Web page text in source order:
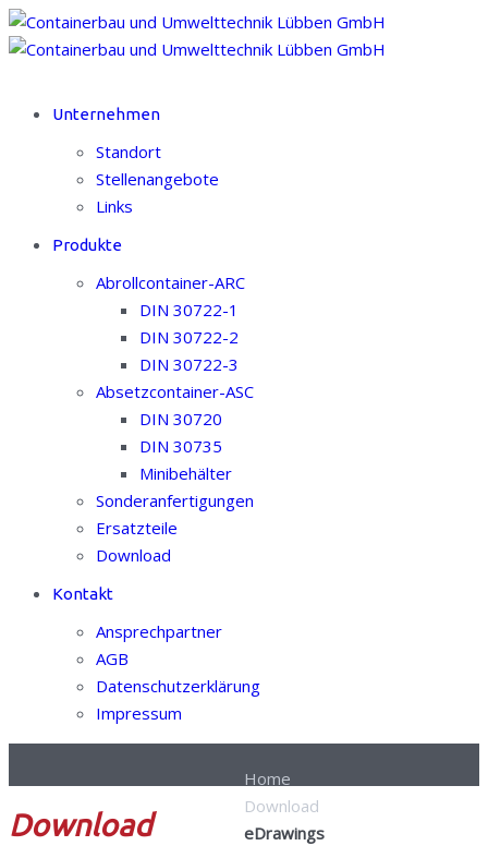
Unternehmen
Standort
Stellenangebote
Links
Produkte
Abrollcontainer-ARC
DIN 30722-1
DIN 30722-2
DIN 30722-3
Absetzcontainer-ASC
DIN 30720
DIN 30735
Minibehälter
Sonderanfertigungen
Ersatzteile
Download
Kontakt
Ansprechpartner
AGB
Datenschutzerklärung
Impressum
Download
Home
Download
eDrawings